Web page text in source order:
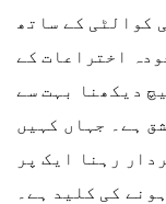
کوالٹی کے ساتھ
اختراعات کے
دیکھنا بہت سے
ہے۔ جہاں کہیں
رہنا ایک پر
کی کلید ہے۔